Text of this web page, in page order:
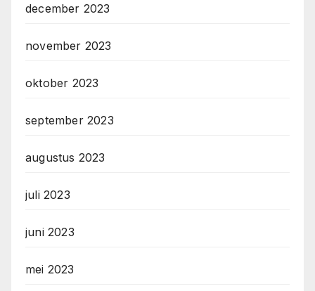
december 2023
november 2023
oktober 2023
september 2023
augustus 2023
juli 2023
juni 2023
mei 2023